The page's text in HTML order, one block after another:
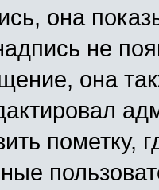
она
не
она
пометку,